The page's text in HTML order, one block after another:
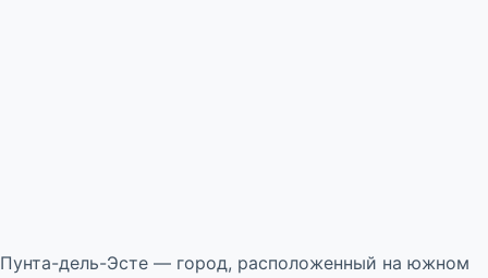
Пунта-дель-Эсте — город, расположенный на южном